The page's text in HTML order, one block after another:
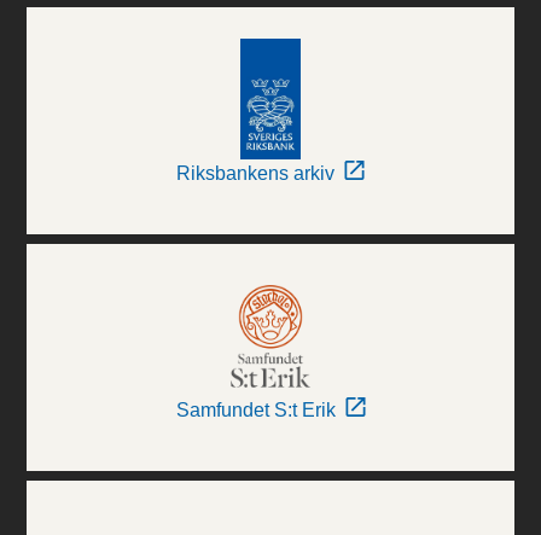
Riksbankens arkiv
Samfundet S:t Erik